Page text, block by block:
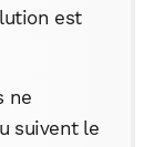
est
ne
suivent le